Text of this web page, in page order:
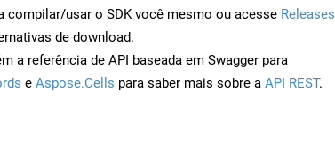
compilar/usar o SDK você mesmo ou acesse Releases
de download.
a referência de API baseada em Swagger para
e Aspose.Cells para saber mais sobre a API REST.